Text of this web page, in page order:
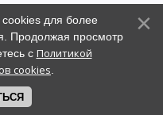
для более
Продолжая просмотр
с Политикой
cookies